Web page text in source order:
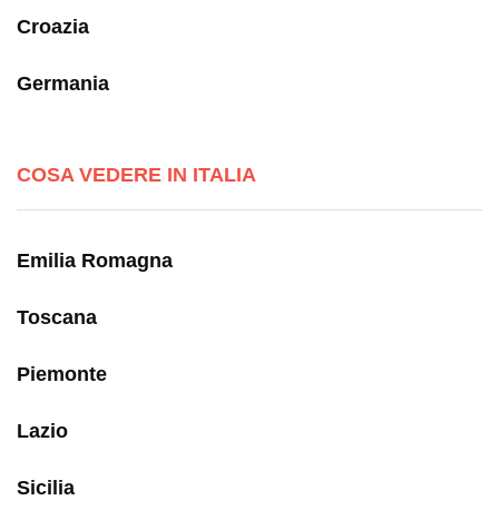
Croazia
Germania
COSA VEDERE IN ITALIA
Emilia Romagna
Toscana
Piemonte
Lazio
Sicilia